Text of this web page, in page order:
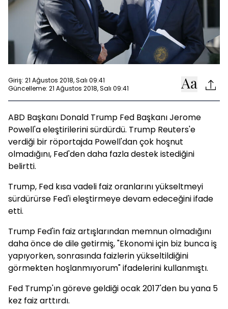
Giriş: 21 Ağustos 2018, Salı 09:41
Güncelleme: 21 Ağustos 2018, Salı 09:41
ABD Başkanı Donald Trump Fed Başkanı Jerome
Powell'a eleştirilerini sürdürdü. Trump Reuters'e
verdiği bir röportajda Powell'dan çok hoşnut
olmadığını, Fed'den daha fazla destek istediğini
belirtti.
Trump, Fed kısa vadeli faiz oranlarını yükseltmeyi
sürdürürse Fed'i eleştirmeye devam edeceğini ifade
etti.
Trump Fed'in faiz artışlarından memnun olmadığını
daha önce de dile getirmiş, "Ekonomi için biz bunca iş
yapıyorken, sonrasında faizlerin yükseltildiğini
görmekten hoşlanmıyorum" ifadelerini kullanmıştı.
Fed Trump'ın göreve geldiği ocak 2017'den bu yana 5
kez faiz arttırdı.